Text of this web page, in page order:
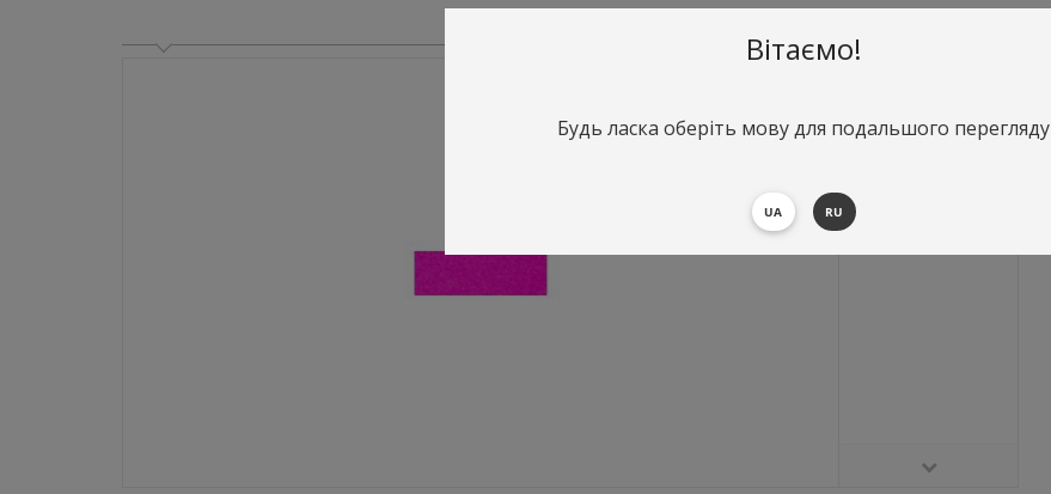
Умови повернення
Вітаємо!
Будь ласка оберіть мову для подальшого перегляду
UA RU